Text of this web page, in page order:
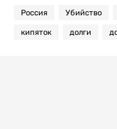
Россия Убийство
кипяток долги